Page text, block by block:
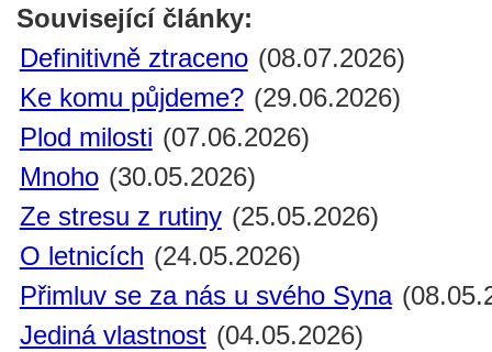
Související články:
Definitivně ztraceno (08.07.2026)
Ke komu půjdeme? (29.06.2026)
Plod milosti (07.06.2026)
Mnoho (30.05.2026)
Ze stresu z rutiny (25.05.2026)
O letnicích (24.05.2026)
Přimluv se za nás u svého Syna
Jediná vlastnost (04.05.2026)